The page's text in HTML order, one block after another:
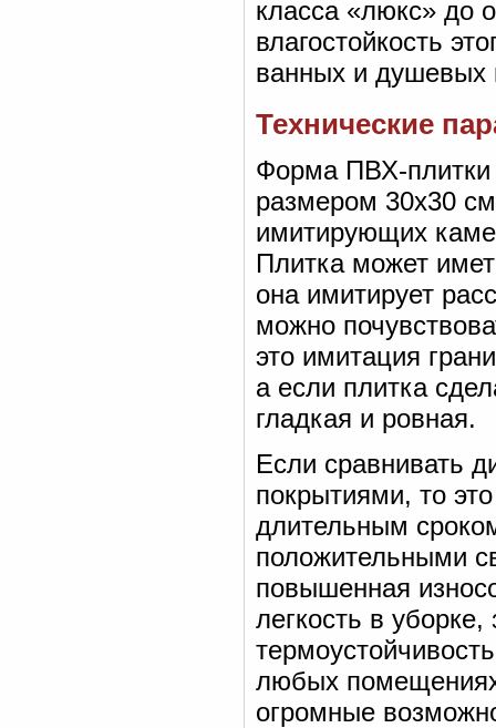
класса «люкс» до
влагостойкость
ванных и душевых
Технические
Форма ПВХ-плитки
размером 30х30
имитирующих
Плитка может
она имитирует
можно
это имитация
а если плитка
гладкая и ровная.
Если сравнивать
покрытиями, то
длительным
положительными
повышенная
легкость в
любых
огромные